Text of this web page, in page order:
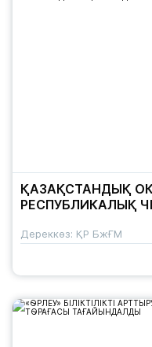
ҚАЗАҚСТАНДЫҚ
РЕСПУБЛИКАЛЫҚ
Дереккөз: ҚР БжҒМ